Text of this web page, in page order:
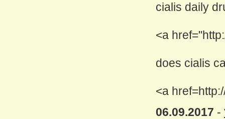
cialis daily
<a
does cialis
<a
06.09.2017 -